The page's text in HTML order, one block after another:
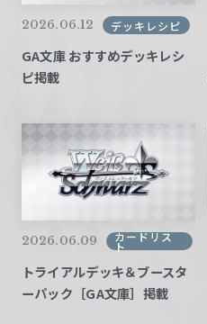
2026.06.12 デッキレシピ
GA文庫 おすすめデッキレシ
ピ掲載
2026.06.09 カードリス
ト
トライアルデッキ＆ブースタ
ーパック［GA文庫］掲載